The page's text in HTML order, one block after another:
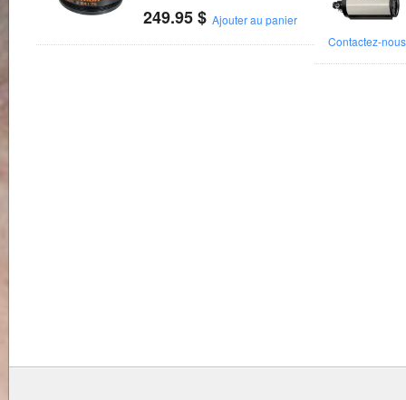
249.95$ Ajouter au panier
Contactez-nous